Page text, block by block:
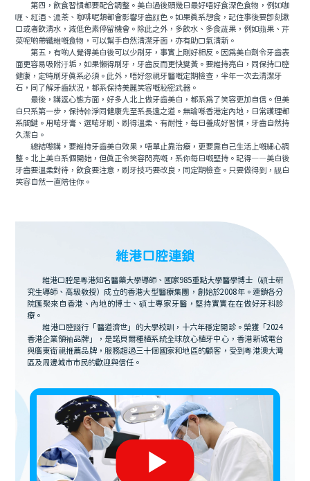
第四，飲食習慣都要配合調整。美白過後頭幾日最好唔好食深色食物，例如咖
喱、紅酒、濃茶、咖啡呢類都會影響牙齒顔色。如果真系想食，記住事後要即刻漱
口或者飲清水，減低色素停留機會。除此之外，多飲水、多食蔬果，例如蘋果、芹
菜呢啲帶纖維嘅食物，可以幫手自然清潔牙面，亦有助口氣清新。
第五，有啲人覺得美白後可以少刷牙，事實上剛好相反。因爲美白劑令牙齒表
面更容易吸附汙垢，如果懶得刷牙，牙齒反而更快變黃。要維持亮白，同保持口腔
健康，定時刷牙真系必須。此外，唔好忽視牙醫嘅定期檢查，半年一次去清潔牙
石，同了解牙齒狀況，都系保持美麗笑容嘅秘密武器。
最後，講返心態方面，好多人北上做牙齒美白，都系爲了笑容更加自信。但美
白只系第一步，保持幹淨同健康先至系長遠之道。無論喺香港定內地，日常護理都
系關鍵。用啱牙膏、選啱牙刷、刷得溫柔、有耐性，每日養成好習慣，牙齒自然持
久潔白。
總結嚟講，要維持牙齒美白效果，唔單止靠治療，更要靠自己生活上嘅細心調
整。北上美白系個開始，但真正令笑容閃亮嘅，系你每日嘅堅持。記得——美白後
牙齒要溫柔對待，飲食要注意，刷牙技巧要改良，同定期檢查。只要做得到，靓白
笑容自然一直陪住你。
維港口腔連鎖
維港口腔是粵港知名醫藥大學導師、國家985重點大學醫學博士（碩士研
究生導師、高級教授）成立的香港大型醫療集團，創始於2008年。連鎖各分
院匯聚來自香港、內地的博士、碩士專家牙醫，堅持實實在在做好牙科診
療。
維港口腔踐行「醫道濟世」的大學校訓，十六年穩定開診。榮獲「2024
香港企業領袖品牌」，是諾貝爾種植系統全球放心植牙中心，香港新城電台
與廣東衛視推薦品牌，服務超過三十個國家和地區的顧客，受到粵港澳大灣
區及周邊城市市民的歡迎與信任。